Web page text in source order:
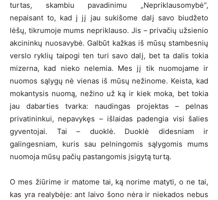
turtas, skambiu pavadinimu „Nepriklausomybė“,
nepaisant to, kad į jį jau sukišome dalį savo biudžeto
lėšų, tikrumoje mums nepriklauso. Jis – privačių užsienio
akcininkų nuosavybė. Galbūt kažkas iš mūsų stambesnių
verslo ryklių taipogi ten turi savo dalį, bet ta dalis tokia
mizerna, kad nieko nelemia. Mes jį tik nuomojame ir
nuomos sąlygų nė vienas iš mūsų nežinome. Keista, kad
mokantysis nuomą, nežino už ką ir kiek moka, bet tokia
jau dabarties tvarka: naudingas projektas – pelnas
privatininkui, nepavykęs – išlaidas padengia visi šalies
gyventojai. Tai – duoklė. Duoklė didesniam ir
galingesniam, kuris sau pelningomis sąlygomis mums
nuomoja mūsų pačių pastangomis įsigytą turtą.
O mes žiūrime ir matome tai, ką norime matyti, o ne tai,
kas yra realybėje: ant laivo šono nėra ir niekados nebus